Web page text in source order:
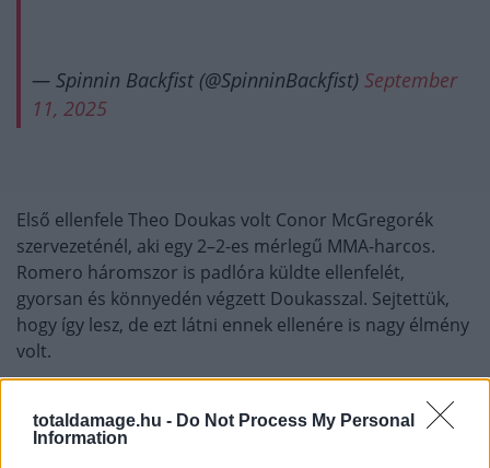
totaldamage.hu - Do Not Process My Personal
Information
— Spinnin Backfist (@SpinninBackfist) September
11, 2025
Első ellenfele Theo Doukas volt Conor McGregorék
szervezeténél, aki egy 2–2-es mérlegű MMA-harcos.
Romero háromszor is padlóra küldte ellenfelét,
gyorsan és könnyedén végzett Doukasszal. Sejtettük,
hogy így lesz, de ezt látni ennek ellenére is nagy élmény
volt.
menetben, és akkor még Doukas magabiztosan állta a